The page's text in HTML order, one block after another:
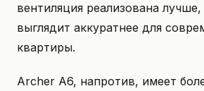
вентиляция реализована
выглядит аккуратнее для
квартиры.
Archer A6, напротив, имеет